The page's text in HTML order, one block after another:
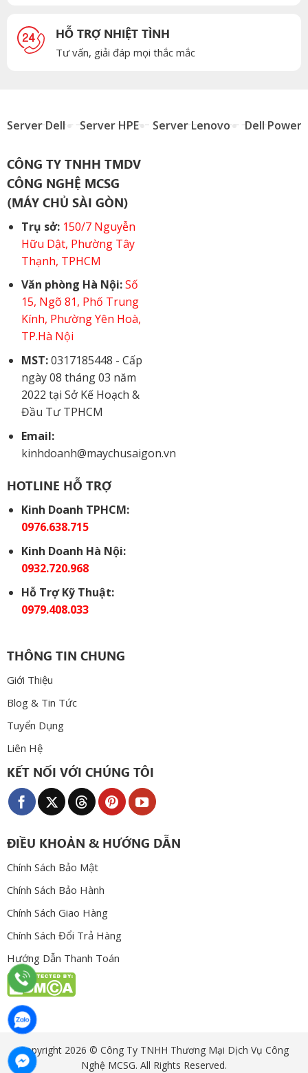
HỖ TRỢ NHIỆT TÌNH
Tư vấn, giải đáp mọi thắc mắc
Server Dell Server HPE Server Lenovo Dell
CÔNG TY TNHH TMDV
CÔNG NGHỆ MCSG
(MÁY CHỦ SÀI GÒN)
Trụ sở: 150/7 Nguyễn
Hữu Dật, Phường Tây
Thạnh, TPHCM
Văn phòng Hà Nội: Số
15, Ngõ 81, Phố Trung
Kính, Phường Yên Hoà,
TP.Hà Nội
MST:0317185448 - Cấp
ngày 08 tháng 03 năm
2022 tại Sở Kế Hoạch &
Đầu Tư TPHCM
Email:
kinhdoanh@maychusaigon.vn
HOTLINE HỖ TRỢ
Kinh Doanh TPHCM:
0976.638.715
Kinh Doanh Hà Nội:
0932.720.968
Hỗ Trợ Kỹ Thuật:
0979.408.033
THÔNG TIN CHUNG
Giới Thiệu
Blog & Tin Tức
Tuyển Dụng
Liên Hệ
KẾT NỐI VỚI CHÚNG TÔI
ĐIỀU KHOẢN & HƯỚNG DẪN
Chính Sách Bảo Mật
Chính Sách Bảo Hành
Chính Sách Giao Hàng
Chính Sách Đổi Trả Hàng
Hướng Dẫn Thanh Toán
Copyright 2026 © Công Ty TNHH Thương Mại Dịch Vụ Công
Nghệ MCSG. All Rights Reserved.